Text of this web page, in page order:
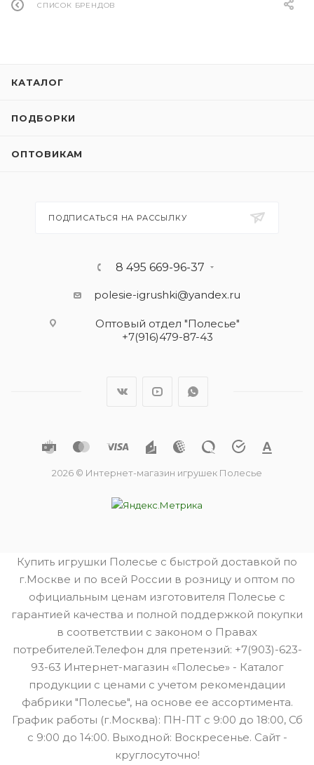
СПИСОК БРЕНДОВ
КАТАЛОГ
ПОДБОРКИ
ОПТОВИКАМ
ПОДПИСАТЬСЯ НА РАССЫЛКУ
8 495 669-96-37
polesie-igrushki@yandex.ru
Оптовый отдел "Полесье"
+7(916)479-87-43
2026 © Интернет-магазин игрушек Полесье
Купить игрушки Полесье с быстрой доставкой по
г.Москве и по всей России в розницу и оптом по
официальным ценам изготовителя Полесье с
гарантией качества и полной поддержкой покупки
в соответствии с законом о Правах
потребителей.Телефон для претензий: +7(903)-623-
93-63 Интернет-магазин «Полесье» - Каталог
продукции с ценами с учетом рекомендации
фабрики "Полесье", на основе ее ассортимента.
График работы (г.Москва): ПН-ПТ с 9:00 до 18:00, Сб
с 9:00 до 14:00. Выходной: Воскресенье. Сайт -
круглосуточно!